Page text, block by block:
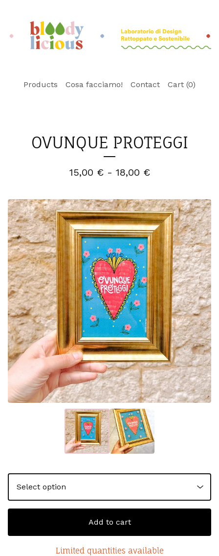
Products Cosa facciamo! Contact Cart (0)
OVUNQUE PROTEGGI
15,00 €- 18,00 €
Add to cart
Limited quantities available